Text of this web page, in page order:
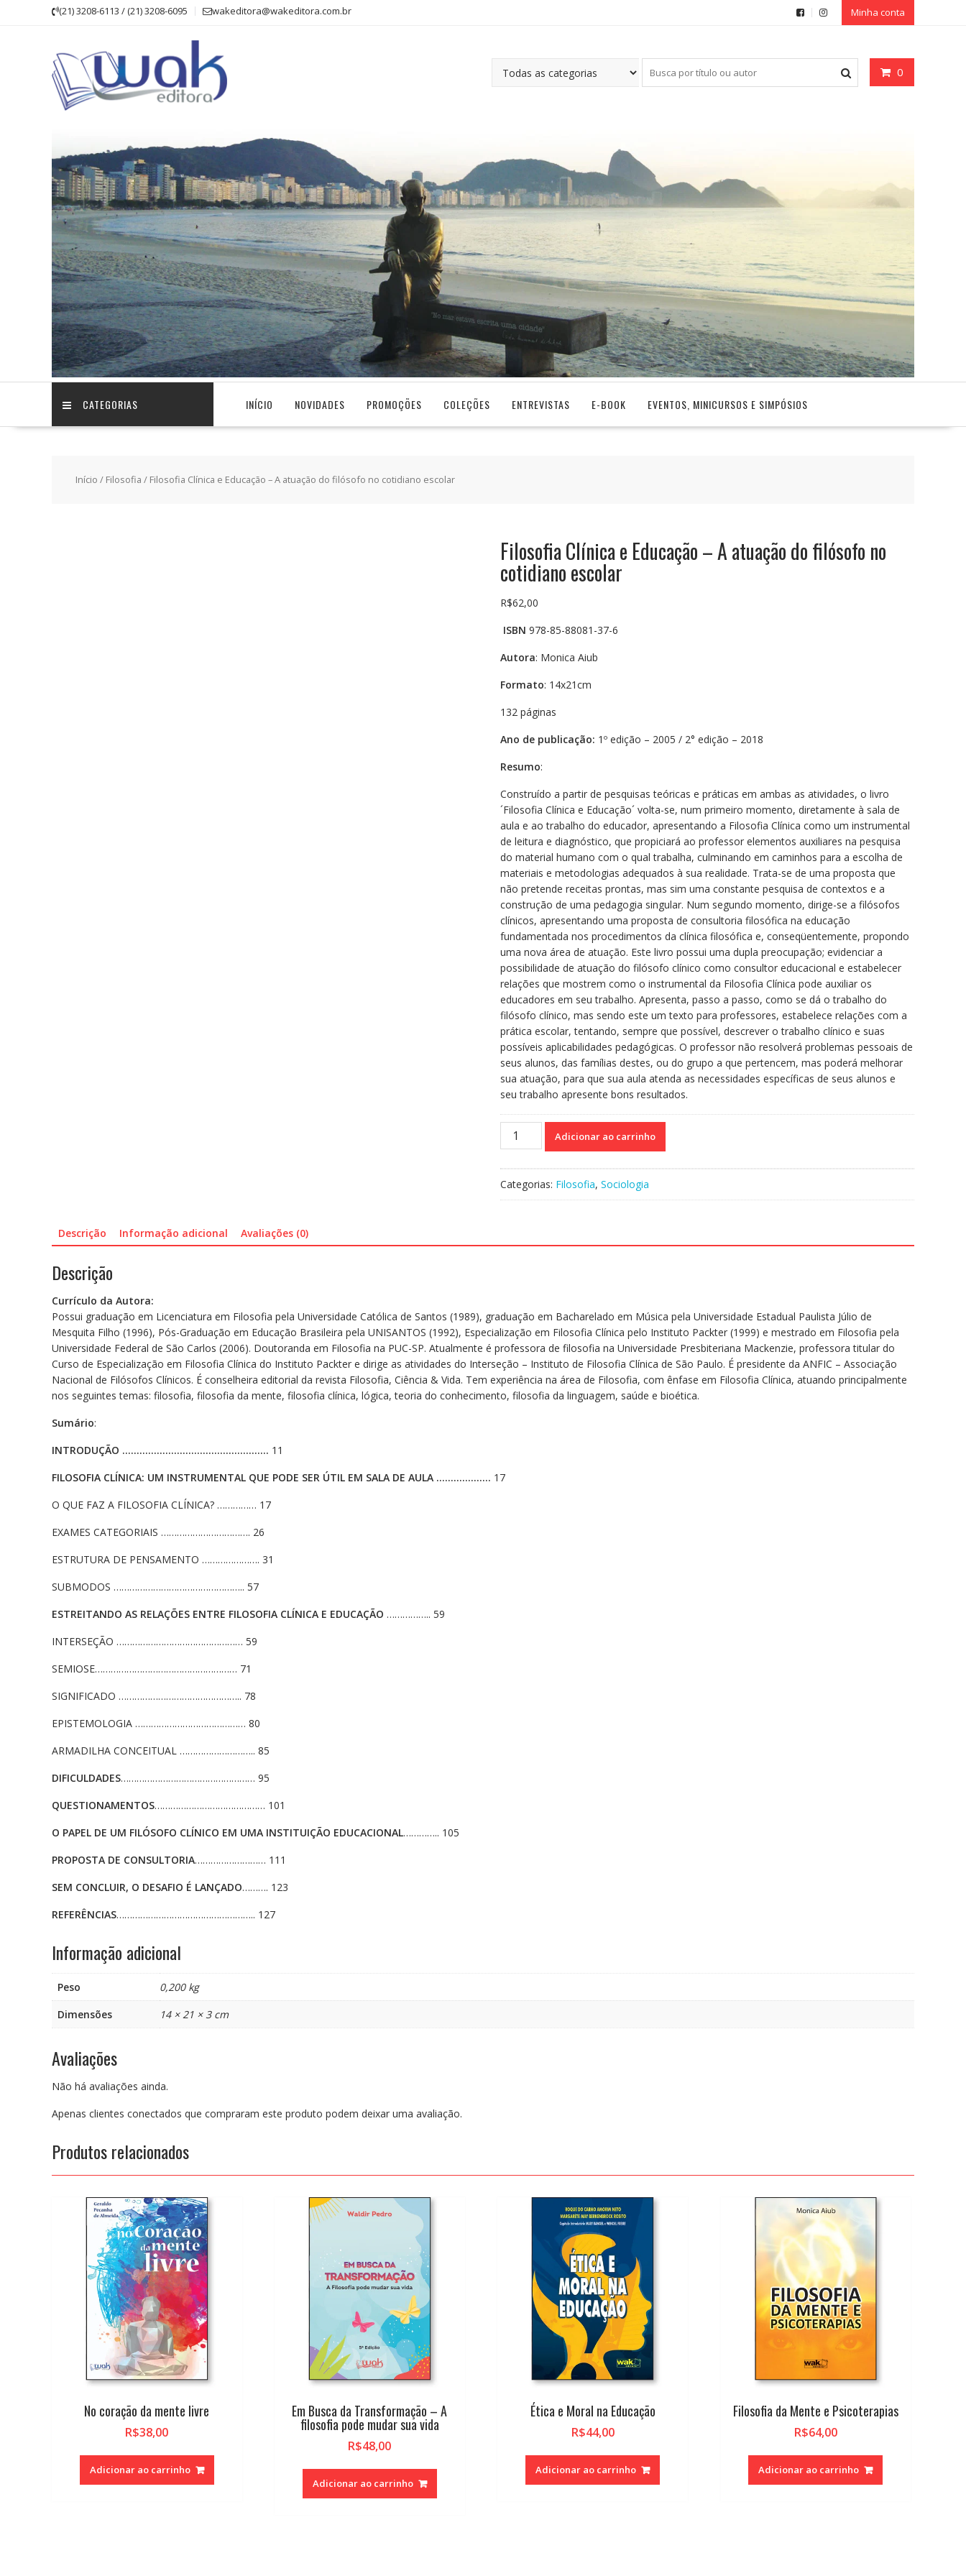
(21) 3208-6113 / (21) 3208-6095 wakeditora@wakeditora.com.br Minha conta
0
CATEGORIAS INÍCIO NOVIDADES PROMOÇÕES COLEÇÕES ENTREVISTAS E-BOOK EVENTOS, MINICURSOS E SIMPÓSIOS
Início / Filosofia / Filosofia Clínica e Educação – A atuação do filósofo no cotidiano escolar
Filosofia Clínica e Educação – A atuação do filósofo no
cotidiano escolar
R$62,00
ISBN 978-85-88081-37-6
Autora: Monica Aiub
Formato: 14x21cm
132 páginas
Ano de publicação: 1º edição – 2005 / 2° edição – 2018
Resumo:
Construído a partir de pesquisas teóricas e práticas em ambas as atividades, o livro
´Filosofia Clínica e Educação´ volta-se, num primeiro momento, diretamente à sala de
aula e ao trabalho do educador, apresentando a Filosofia Clínica como um instrumental
de leitura e diagnóstico, que propiciará ao professor elementos auxiliares na pesquisa
do material humano com o qual trabalha, culminando em caminhos para a escolha de
materiais e metodologias adequados à sua realidade. Trata-se de uma proposta que
não pretende receitas prontas, mas sim uma constante pesquisa de contextos e a
construção de uma pedagogia singular. Num segundo momento, dirige-se a filósofos
clínicos, apresentando uma proposta de consultoria filosófica na educação
fundamentada nos procedimentos da clínica filosófica e, conseqüentemente, propondo
uma nova área de atuação. Este livro possui uma dupla preocupação; evidenciar a
possibilidade de atuação do filósofo clínico como consultor educacional e estabelecer
relações que mostrem como o instrumental da Filosofia Clínica pode auxiliar os
educadores em seu trabalho. Apresenta, passo a passo, como se dá o trabalho do
filósofo clínico, mas sendo este um texto para professores, estabelece relações com a
prática escolar, tentando, sempre que possível, descrever o trabalho clínico e suas
possíveis aplicabilidades pedagógicas. O professor não resolverá problemas pessoais de
seus alunos, das famílias destes, ou do grupo a que pertencem, mas poderá melhorar
sua atuação, para que sua aula atenda as necessidades específicas de seus alunos e
seu trabalho apresente bons resultados.
Filosofia
-
quantidade
Adicionar ao carrinho
Categorias: Filosofia, Sociologia
Descrição Informação adicional Avaliações (0)
Descrição
Currículo da Autora:
Possui graduação em Licenciatura em Filosofia pela Universidade Católica de Santos (1989), graduação em Bacharelado em Música pela Universidade Estadual Paulista Júlio de
Mesquita Filho (1996), Pós-Graduação em Educação Brasileira pela UNISANTOS (1992), Especialização em Filosofia Clínica pelo Instituto Packter (1999) e mestrado em Filosofia pela
Universidade Federal de São Carlos (2006). Doutoranda em Filosofia na PUC-SP. Atualmente é professora de filosofia na Universidade Presbiteriana Mackenzie, professora titular do
Curso de Especialização em Filosofia Clínica do Instituto Packter e dirige as atividades do Interseção – Instituto de Filosofia Clínica de São Paulo. É presidente da ANFIC – Associação
Nacional de Filósofos Clínicos. É conselheira editorial da revista Filosofia, Ciência & Vida. Tem experiência na área de Filosofia, com ênfase em Filosofia Clínica, atuando principalmente
nos seguintes temas: filosofia, filosofia da mente, filosofia clínica, lógica, teoria do conhecimento, filosofia da linguagem, saúde e bioética.
Sumário:
INTRODUÇÃO …………………………………………… 11
FILOSOFIA CLÍNICA: UM INSTRUMENTAL QUE PODE SER ÚTIL EM SALA DE AULA ………………. 17
O QUE FAZ A FILOSOFIA CLÍNICA? …………… 17
EXAMES CATEGORIAIS ……………………………. 26
ESTRUTURA DE PENSAMENTO …………………. 31
SUBMODOS ………………………………………….. 57
ESTREITANDO AS RELAÇÕES ENTRE FILOSOFIA CLÍNICA E EDUCAÇÃO …………….. 59
INTERSEÇÃO ………………………………………… 59
SEMIOSE……………………………………………… 71
SIGNIFICADO ……………………………………….. 78
EPISTEMOLOGIA …………………………………… 80
ARMADILHA CONCEITUAL ……………………….. 85
DIFICULDADES…………………………………………… 95
QUESTIONAMENTOS…………………………………… 101
O PAPEL DE UM FILÓSOFO CLÍNICO EM UMA INSTITUIÇÃO EDUCACIONAL………….. 105
PROPOSTA DE CONSULTORIA……………………… 111
SEM CONCLUIR, O DESAFIO É LANÇADO………. 123
REFERÊNCIAS…………………………………………….. 127
Informação adicional
Peso
0,200 kg
Dimensões
14 × 21 × 3 cm
Avaliações
Não há avaliações ainda.
Apenas clientes conectados que compraram este produto podem deixar uma avaliação.
Produtos relacionados
No coração da mente livre
R$38,00
Adicionar ao carrinho
Em Busca da Transformação – A
filosofia pode mudar sua vida
R$48,00
Adicionar ao carrinho
Ética e Moral na Educação
R$44,00
Adicionar ao carrinho
Filosofia da Mente e Psicoterapias
R$64,00
Adicionar ao carrinho